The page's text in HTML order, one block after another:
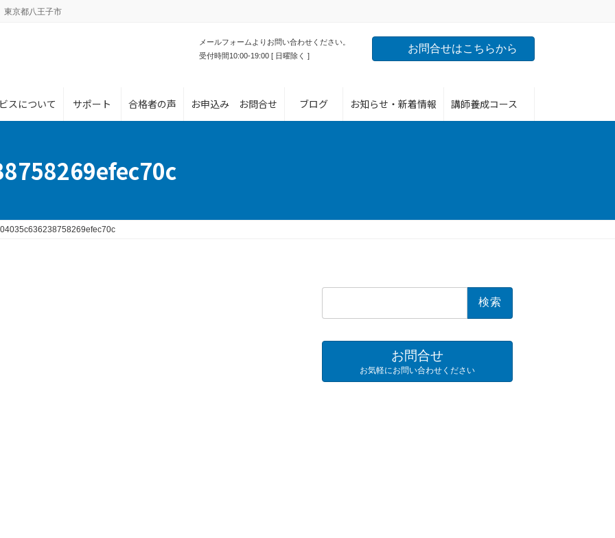
東京都八王子市
メールフォームよりお問い合わせください。
受付時間10:00-19:00 [ 日曜除く ]
お問合せはこちらから
スについて サポート 合格者の声 お申込み お問合せ ブログ お知らせ・新着情報 講師養成コース
お問合せ
お気軽にお問い合わせください